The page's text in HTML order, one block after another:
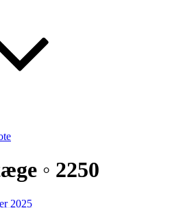
◦ 2250
2025